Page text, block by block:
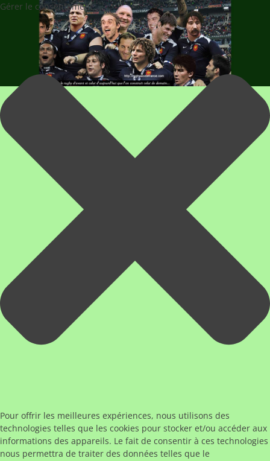
Gérer le consentement
Pour offrir les meilleures expériences, nous utilisons des
technologies telles que les cookies pour stocker et/ou accéder aux
informations des appareils. Le fait de consentir à ces technologies
nous permettra de traiter des données telles que le